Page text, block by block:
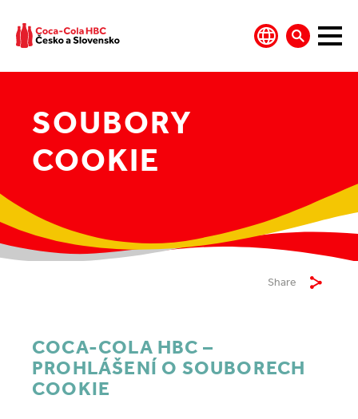
SOUBORY
COOKIE
Share
COCA-COLA HBC –
PROHLÁŠENÍ O SOUBORECH
COOKIE